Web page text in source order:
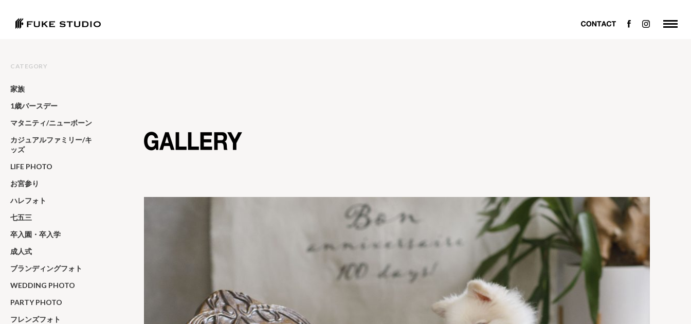
CATEGORY
家族
1歳バースデー
マタニティ/ニューボーン
カジュアルファミリー/キ
ッズ
LIFE PHOTO
お宮参り
ハレフォト
七五三
卒入園・卒入学
成人式
ブランディングフォト
WEDDING PHOTO
PARTY PHOTO
フレンズフォト